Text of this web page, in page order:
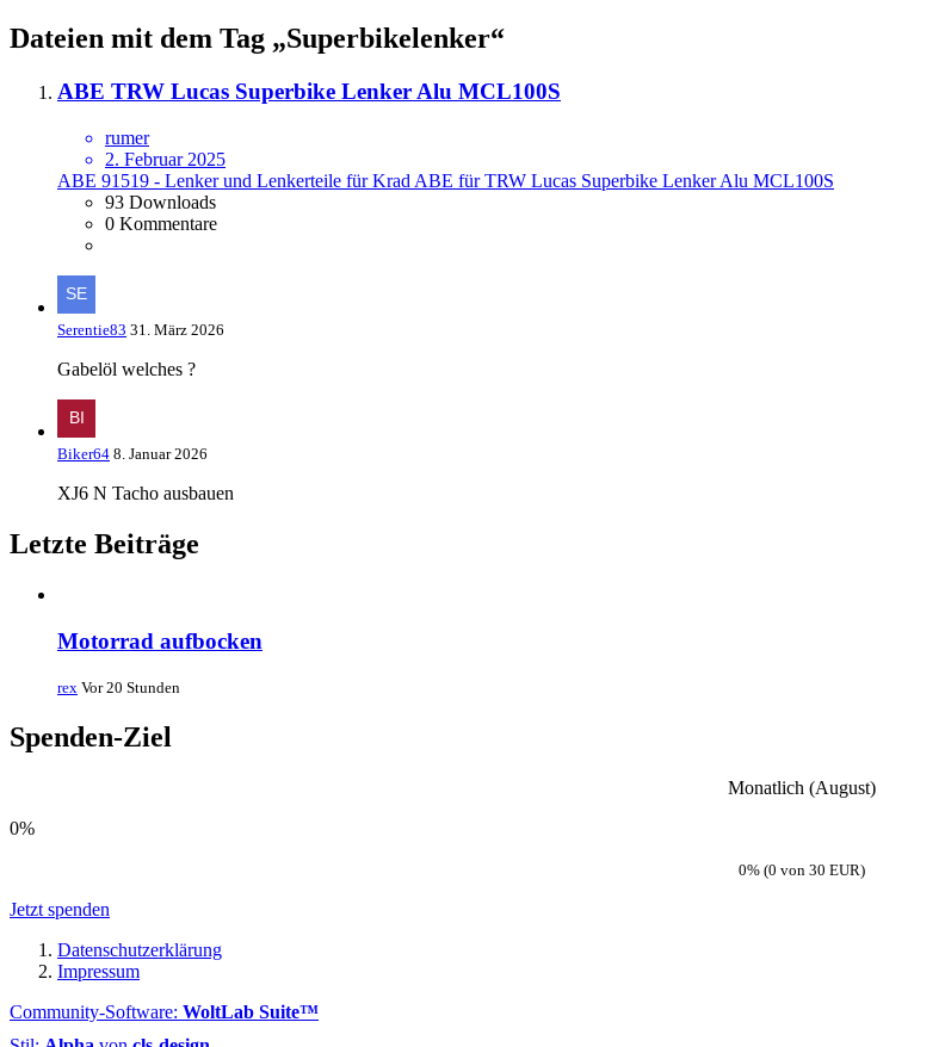
Dateien mit dem Tag „Superbikelenker“
ABE TRW Lucas Superbike Lenker Alu MCL100S
rumer
2. Februar 2025
ABE 91519 - Lenker und Lenkerteile für Krad ABE für TRW Lucas Superbike Lenker Alu MCL100S
93 Downloads
0 Kommentare
Serentie83 31. März 2026
Gabelöl welches ?
Biker64 8. Januar 2026
XJ6 N Tacho ausbauen
Letzte Beiträge
Motorrad aufbocken
rex Vor 20 Stunden
Spenden-Ziel
Monatlich (August)
0%
0% (0 von 30 EUR)
Jetzt spenden
Datenschutzerklärung
Impressum
Community-Software: WoltLab Suite™